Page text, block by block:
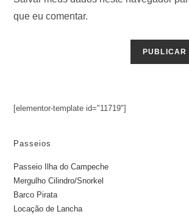
que eu comentar.
[elementor-template id="11719"]
Passeios
Passeio Ilha do Campeche
Mergulho Cilindro/Snorkel
Barco Pirata
Locação de Lancha